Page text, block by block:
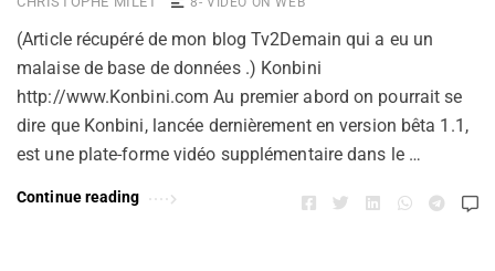
(Article récupéré de mon blog Tv2Demain qui a eu un
malaise de base de données .) Konbini
http://www.Konbini.com Au premier abord on pourrait se
dire que Konbini, lancée dernièrement en version bêta 1.1,
est une plate-forme vidéo supplémentaire dans le …
Continue reading